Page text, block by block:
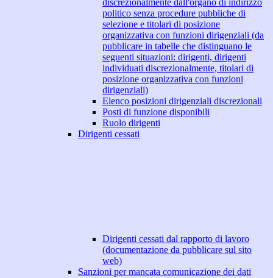
discrezionalmente dall'organo di indirizzo
politico senza procedure pubbliche di
selezione e titolari di posizione
organizzativa con funzioni dirigenziali (da
pubblicare in tabelle che distinguano le
seguenti situazioni: dirigenti, dirigenti
individuati discrezionalmente, titolari di
posizione organizzativa con funzioni
dirigenziali)
Elenco posizioni dirigenziali discrezionali
Posti di funzione disponibili
Ruolo dirigenti
Dirigenti cessati
Dirigenti cessati dal rapporto di lavoro
(documentazione da pubblicare sul sito
web)
Sanzioni per mancata comunicazione dei dati